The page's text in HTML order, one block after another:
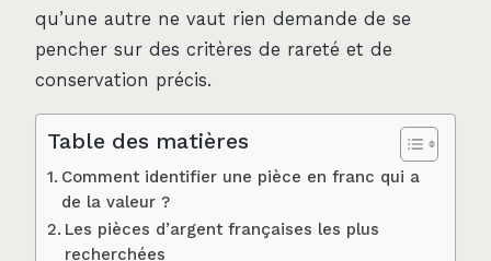
qu’une autre ne vaut rien demande de se
pencher sur des critères de rareté et de
conservation précis.
Table des matières
Comment identifier une pièce en franc qui a
de la valeur ?
Les pièces d’argent françaises les plus
recherchées